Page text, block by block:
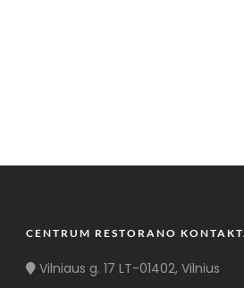
CENTRUM RESTORANO
Vilniaus g. 17 LT-01402, Vilnius